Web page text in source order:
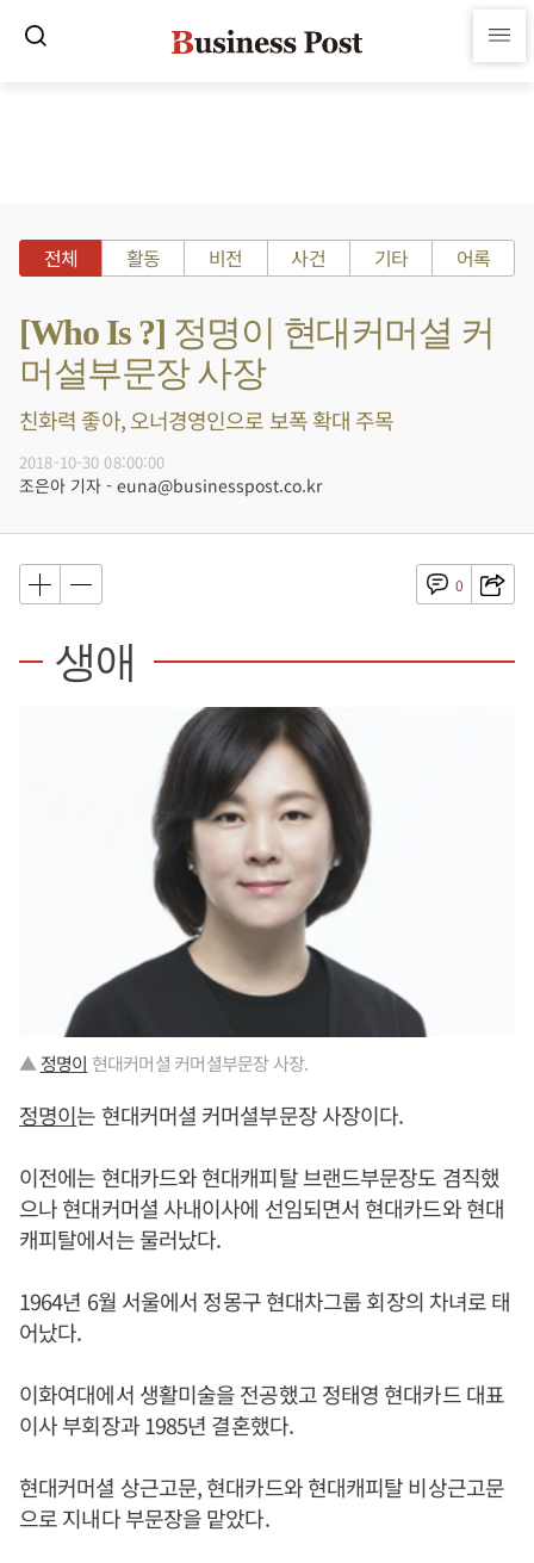
전체 활동 비전 사건 기타 어록
[Who Is ?] 정명이 현대커머셜 커
머셜부문장 사장
친화력 좋아, 오너경영인으로 보폭 확대 주목
2018-10-30 08:00:00
조은아 기자 - euna@businesspost.co.kr
0
생애
▲정명이 현대커머셜 커머셜부문장 사장.
정명이는 현대커머셜 커머셜부문장 사장이다.
이전에는 현대카드와 현대캐피탈 브랜드부문장도 겸직했
으나 현대커머셜 사내이사에 선임되면서 현대카드와 현대
캐피탈에서는 물러났다.
1964년 6월 서울에서 정몽구 현대차그룹 회장의 차녀로 태
어났다.
이화여대에서 생활미술을 전공했고 정태영 현대카드 대표
이사 부회장과 1985년 결혼했다.
현대커머셜 상근고문, 현대카드와 현대캐피탈 비상근고문
으로 지내다 부문장을 맡았다.